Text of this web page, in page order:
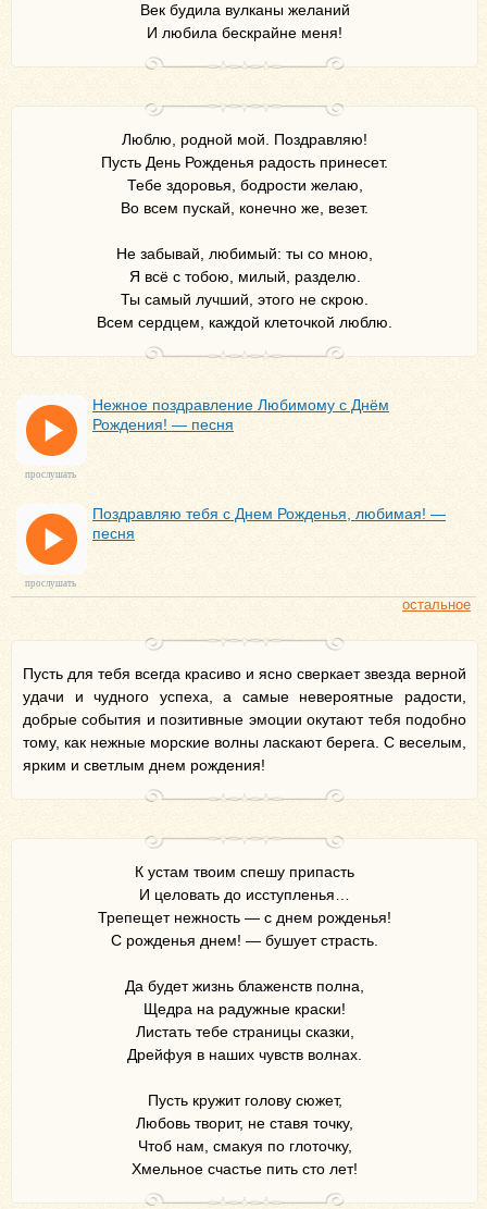
Век будила вулканы желаний
И любила бескрайне меня!
Люблю, родной мой. Поздравляю!
Пусть День Рожденья радость принесет.
Тебе здоровья, бодрости желаю,
Во всем пускай, конечно же, везет.
Не забывай, любимый: ты со мною,
Я всё с тобою, милый, разделю.
Ты самый лучший, этого не скрою.
Всем сердцем, каждой клеточкой люблю.
Нежное поздравление Любимому с Днём
Рождения! — песня
прослушать
Поздравляю тебя с Днем Рожденья, любимая! —
песня
прослушать
остальное
Пусть для тебя всегда красиво и ясно сверкает звезда верной
удачи и чудного успеха, а самые невероятные радости,
добрые события и позитивные эмоции окутают тебя подобно
тому, как нежные морские волны ласкают берега. С веселым,
ярким и светлым днем рождения!
К устам твоим спешу припасть
И целовать до исступленья…
Трепещет нежность — с днем рожденья!
С рожденья днем! — бушует страсть.
Да будет жизнь блаженств полна,
Щедра на радужные краски!
Листать тебе страницы сказки,
Дрейфуя в наших чувств волнах.
Пусть кружит голову сюжет,
Любовь творит, не ставя точку,
Чтоб нам, смакуя по глоточку,
Хмельное счастье пить сто лет!